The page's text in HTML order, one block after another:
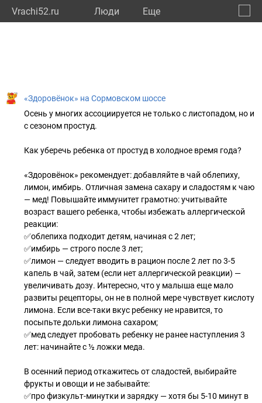
Vrachi52.ru Люди Eще
«Здоровёнок» на Сормовском шоссе
Осень у многих ассоциируется не только с листопадом, но и
с сезоном простуд.
Как уберечь ребенка от простуд в холодное время года?
«Здоровёнок» рекомендует: добавляйте в чай облепиху,
лимон, имбирь. Отличная замена сахару и сладостям к чаю
— мед! Повышайте иммунитет грамотно: учитывайте
возраст вашего ребенка, чтобы избежать аллергической
реакции:
✅облепиха подходит детям, начиная с 2 лет;
✅имбирь — строго после 3 лет;
✅лимон — следует вводить в рацион после 2 лет по 3-5
капель в чай, затем (если нет аллергической реакции) —
увеличивать дозу. Интересно, что у малыша еще мало
развиты рецепторы, он не в полной мере чувствует кислоту
лимона. Если все-таки вкус ребенку не нравится, то
посыпьте дольки лимона сахаром;
✅мед следует пробовать ребенку не ранее наступления 3
лет: начинайте с ½ ложки меда.
В осенний период откажитесь от сладостей, выбирайте
фрукты и овощи и не забывайте:
✅про физкульт-минутки и зарядку — хотя бы 5-10 минут в